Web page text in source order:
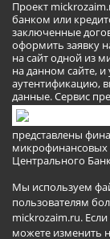
Проект
банком или
заключенные
оформить заявку
на сайт одной из
на данном сайте,
аутентификацию,
данные. Сервис
представлены
Центрального
Мы используем
пользователям
mickrozaim.ru.
можете изменить